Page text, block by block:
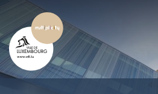
contenu
principal